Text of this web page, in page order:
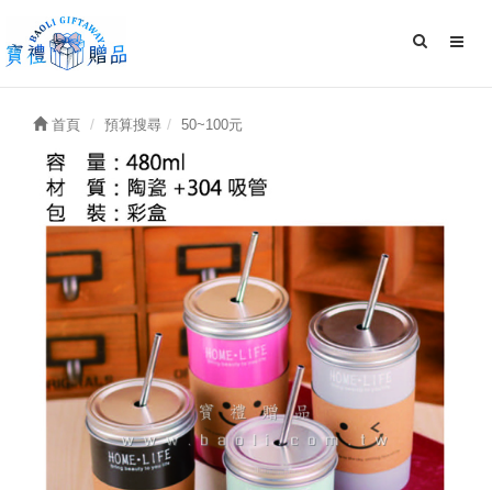
首頁 預算搜尋 50~100元